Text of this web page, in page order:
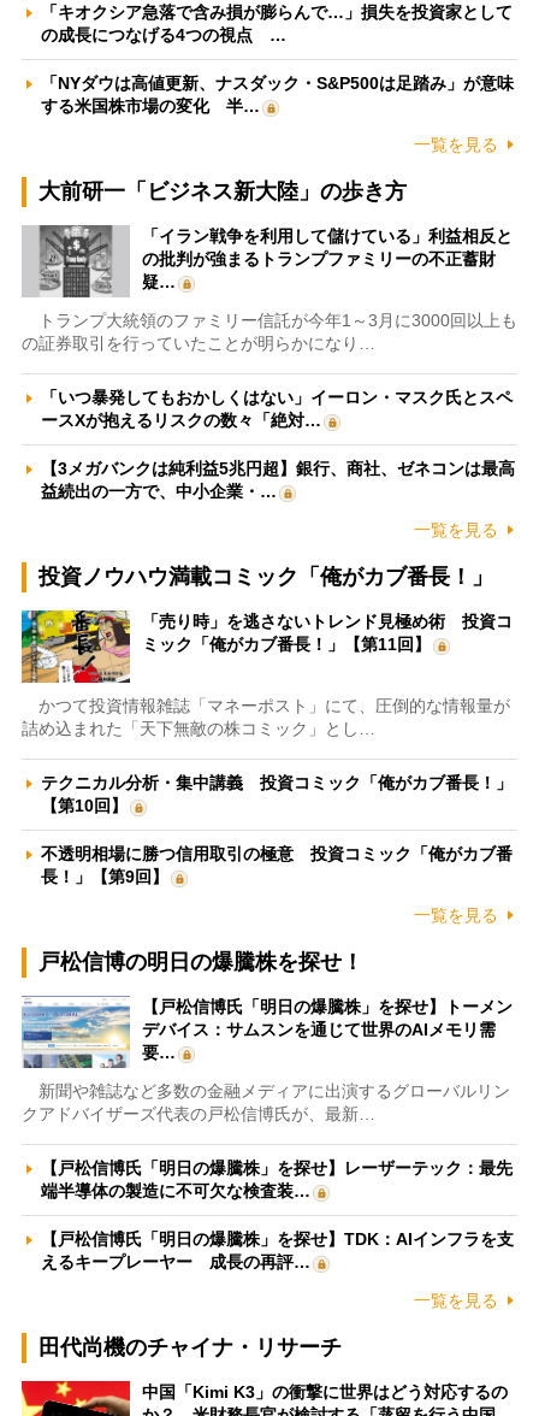
「キオクシア急落で含み損が膨らんで…」損失を投資家として
の成長につなげる4つの視点 …
「NYダウは高値更新、ナスダック・S&P500は足踏み」が意味
する米国株市場の変化 半…
一覧を見る
大前研一「ビジネス新大陸」の歩き方
「イラン戦争を利用して儲けている」利益相反と
の批判が強まるトランプファミリーの不正蓄財
疑…
トランプ大統領のファミリー信託が今年1～3月に3000回以上も
の証券取引を行っていたことが明らかになり…
「いつ暴発してもおかしくはない」イーロン・マスク氏とスペ
ースXが抱えるリスクの数々「絶対…
【3メガバンクは純利益5兆円超】銀行、商社、ゼネコンは最高
益続出の一方で、中小企業・…
一覧を見る
投資ノウハウ満載コミック「俺がカブ番長！」
「売り時」を逃さないトレンド見極め術 投資コ
ミック「俺がカブ番長！」【第11回】
かつて投資情報雑誌「マネーポスト」にて、圧倒的な情報量が
詰め込まれた「天下無敵の株コミック」とし…
テクニカル分析・集中講義 投資コミック「俺がカブ番長！」
【第10回】
不透明相場に勝つ信用取引の極意 投資コミック「俺がカブ番
長！」【第9回】
一覧を見る
戸松信博の明日の爆騰株を探せ！
【戸松信博氏「明日の爆騰株」を探せ】トーメン
デバイス：サムスンを通じて世界のAIメモリ需
要…
新聞や雑誌など多数の金融メディアに出演するグローバルリン
クアドバイザーズ代表の戸松信博氏が、最新…
【戸松信博氏「明日の爆騰株」を探せ】レーザーテック：最先
端半導体の製造に不可欠な検査装…
【戸松信博氏「明日の爆騰株」を探せ】TDK：AIインフラを支
えるキープレーヤー 成長の再評…
一覧を見る
田代尚機のチャイナ・リサーチ
中国「Kimi K3」の衝撃に世界はどう対応するの